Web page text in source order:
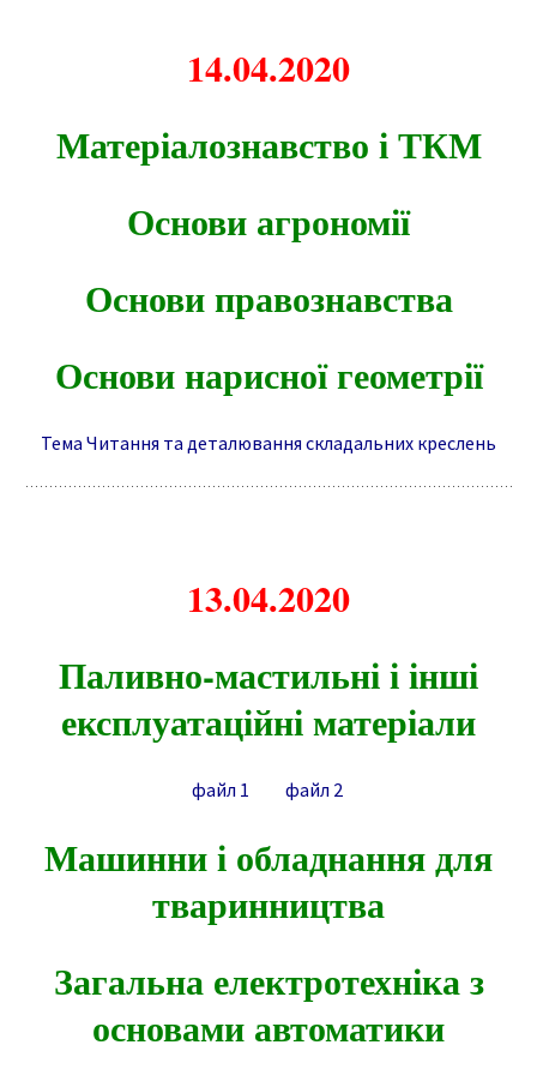
14.04.2020
Матеріалознавство і ТКМ
Основи агрономії
Основи правознавства
Основи нарисної геометрії
Тема Читання та деталювання складальних креслень
13.04.2020
Паливно-мастильні і інші
експлуатаційні матеріали
файл 1 файл 2
Машинни і обладнання для
тваринництва
Загальна електротехніка з
основами автоматики